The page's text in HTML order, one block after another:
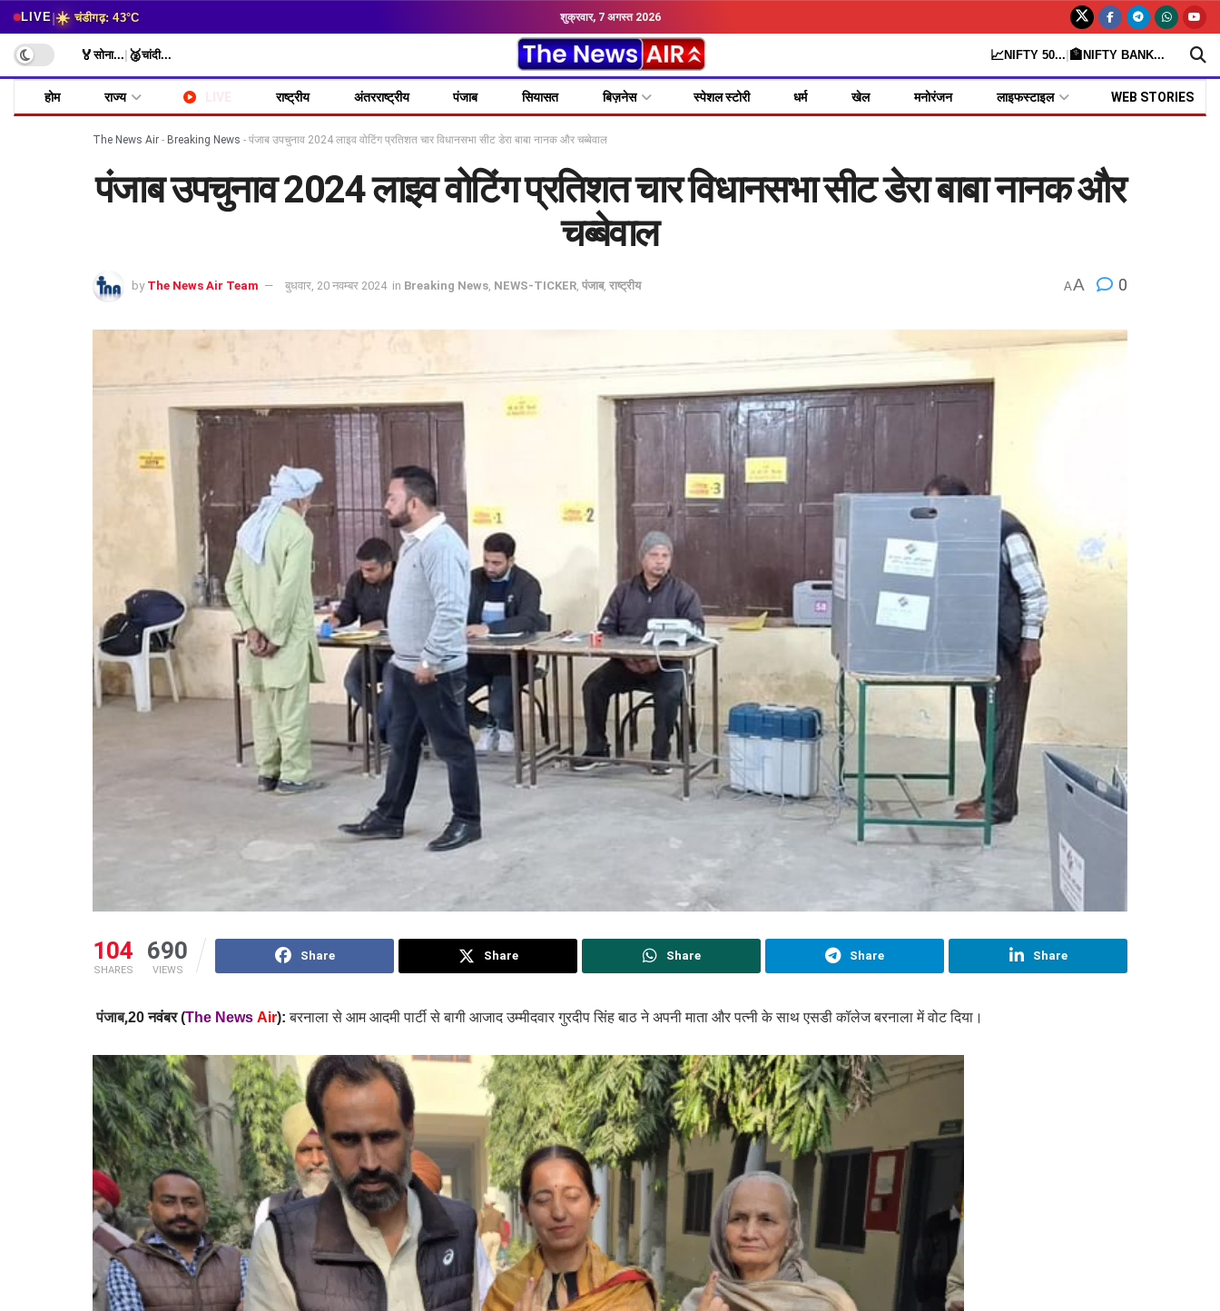
LIVE|☀️ चंडीगढ़: 43°C शुक्रवार, 7 अगस्त 2026
🏅सोना... 🥈चांदी... 📈NIFTY 50... 🏦NIFTY BANK...
होम राज्य राष्ट्रीय अंतरराष्ट्रीय पंजाब सियासत बिज़नेस स्पेशल स्टोरी धर्म खेल मनोरंजन लाइफस्टाइल WEB STORIES
The News Air - Breaking News - पंजाब उपचुनाव 2024 लाइव वोटिंग प्रतिशत चार विधानसभा सीट डेरा बाबा नानक और चब्बेवाल
पंजाब उपचुनाव 2024 लाइव वोटिंग प्रतिशत चार विधानसभा सीट डेरा बाबा नानक और
चब्बेवाल
by The News Air Team बुधवार, 20 नवम्बर 2024 in Breaking News NEWS-TICKER पंजाब, राष्ट्रीय AA 0
104
SHARES
690
VIEWS
Share Share Share Share Share
पंजाब,20 नवंबर (The News Air):बरनाला से आम आदमी पार्टी से बागी आजाद उम्मीदवार गुरदीप सिंह बाठ ने अपनी माता और पत्नी के साथ एसडी कॉलेज बरनाला में वोट दिया।